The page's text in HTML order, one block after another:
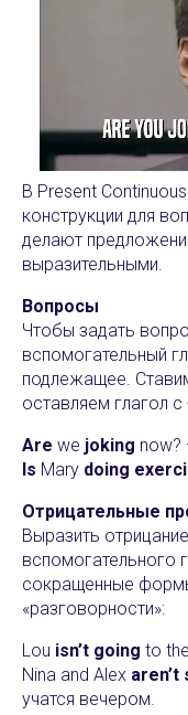
В Present
конструкции для
делают
выразительными.
Вопросы
Чтобы задать
вспомогательный
подлежащее.
оставляем глагол
Are we joking
Is Mary doing
Отрицательные
Выразить
вспомогательного
сокращенные
«разговорности»:
Lou isn’t going to
Nina and Alex aren’t
учатся вечером.